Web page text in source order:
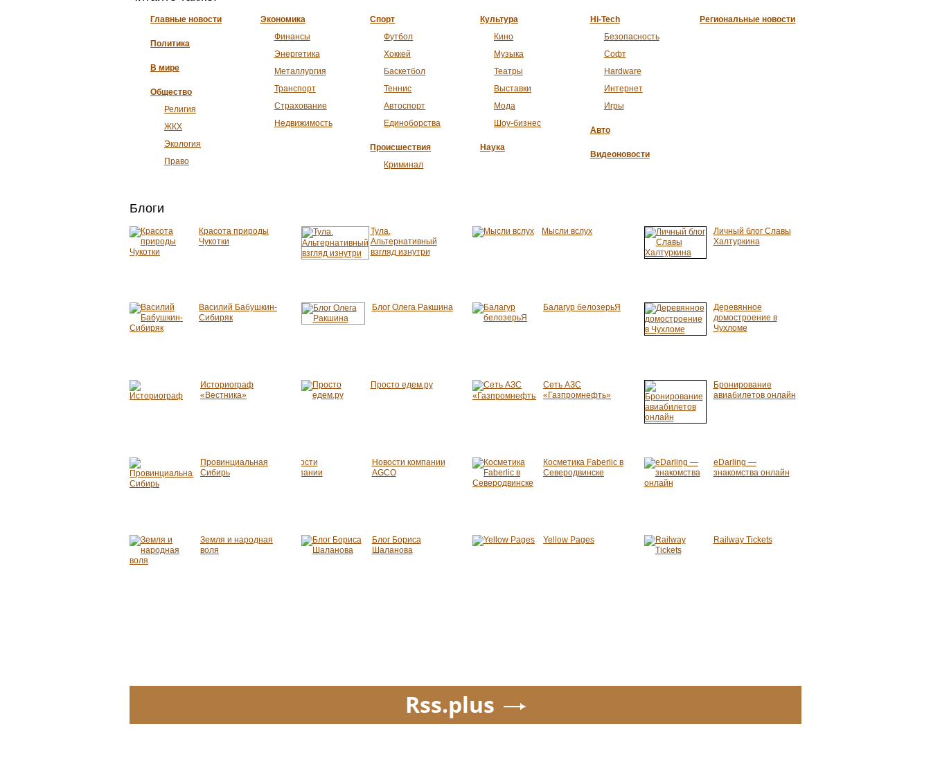
Главные новости
Политика
В мире
Общество
Религия
ЖКХ
Экология
Право
Экономика
Финансы
Энергетика
Металлургия
Транспорт
Страхование
Недвижимость
Спорт
Футбол
Хоккей
Баскетбол
Теннис
Автоспорт
Единоборства
Происшествия
Криминал
Культура
Кино
Музыка
Театры
Выставки
Мода
Шоу-бизнес
Наука
Hi-Tech
Безопасность
Софт
Hardware
Интернет
Игры
Авто
Видеоновости
Региональные новости
Блоги
Красота природы
Чукотки
Тула.
Альтернативный
взгляд изнутри
Мысли вслух
Личный блог Славы
Халтуркина
Василий Бабушкин-
Сибиряк
Блог Олега Ракшина Балагур белозерьЯ
Деревянное
домостроение в
Чухломе
Историограф
«Вестника»
Просто едем.ру
Сеть АЗС
«Газпромнефть»
Бронирование
авиабилетов онлайн
Провинциальная
Сибирь
Новости компании
AGCO
Косметика Faberlic в
Северодвинске
eDarling —
знакомства онлайн
Земля и народная
воля
Блог Бориса
Шаланова
Yellow Pages Railway Tickets
Rss.plus